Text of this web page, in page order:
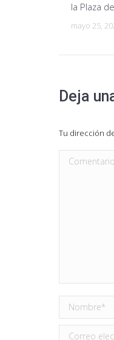
la Plaza
mayo 25,
Deja
Tu dirección
Comentario
Nombre *
Correo